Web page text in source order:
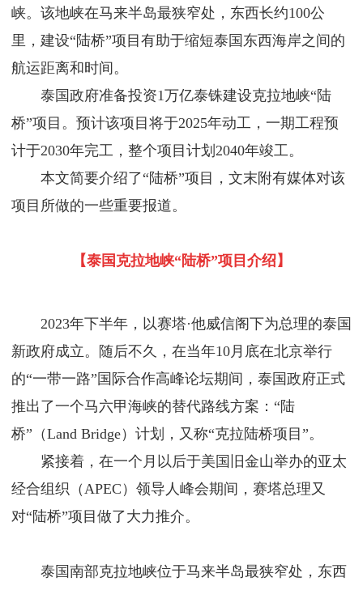
峡。该地峡在马来半岛最狭窄处，东西长约100公
里，建设“陆桥”项目有助于缩短泰国东西海岸之间的
航运距离和时间。
泰国政府准备投资1万亿泰铢建设克拉地峡“陆
桥”项目。预计该项目将于2025年动工，一期工程预
计于2030年完工，整个项目计划2040年竣工。
本文简要介绍了“陆桥”项目，文末附有媒体对该
项目所做的一些重要报道。
【泰国克拉地峡“陆桥”项目介绍】
2023年下半年，以赛塔·他威信阁下为总理的泰国
新政府成立。随后不久，在当年10月底在北京举行
的“一带一路”国际合作高峰论坛期间，泰国政府正式
推出了一个马六甲海峡的替代路线方案：“陆
桥”（Land Bridge）计划，又称“克拉陆桥项目”。
紧接着，在一个月以后于美国旧金山举办的亚太
经合组织（APEC）领导人峰会期间，赛塔总理又
对“陆桥”项目做了大力推介。
泰国南部克拉地峡位于马来半岛最狭窄处，东西